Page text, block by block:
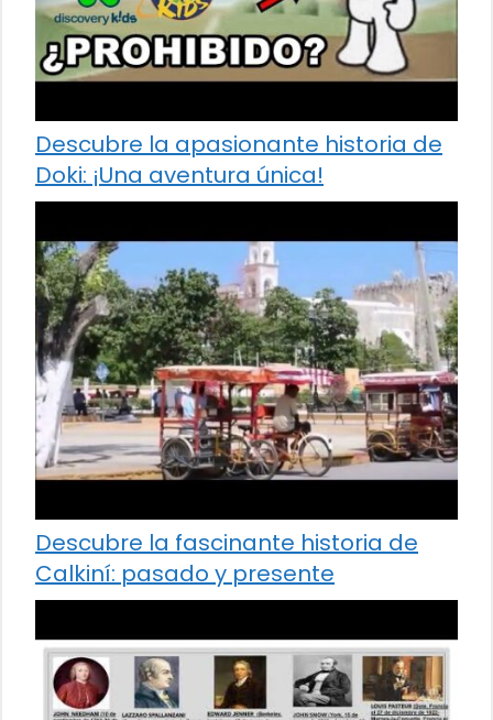
Descubre la apasionante historia de
Doki: ¡Una aventura única!
Descubre la fascinante historia de
Calkiní: pasado y presente